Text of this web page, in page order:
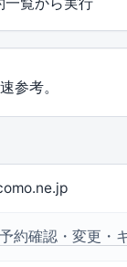
参考。
約確認・変更・